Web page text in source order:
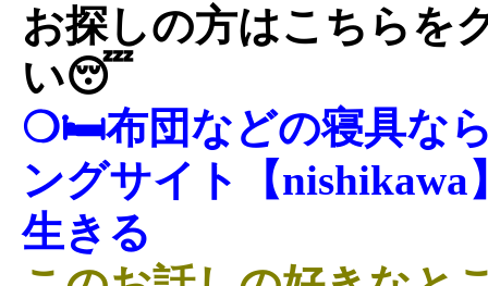
お探しの方はこちらを
い😴
❍🛏布団などの寝具な
ングサイト【nishikawa
生きる